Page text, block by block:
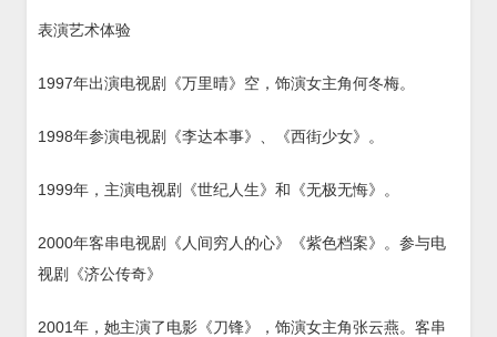
表演艺术体验
1997年出演电视剧《万里晴》空，饰演女主角何冬梅。
1998年参演电视剧《李达本事》、《西街少女》。
1999年，主演电视剧《世纪人生》和《无极无悔》。
2000年客串电视剧《人间穷人的心》《紫色档案》。参与电
视剧《济公传奇》
2001年，她主演了电影《刀锋》，饰演女主角张云燕。客串